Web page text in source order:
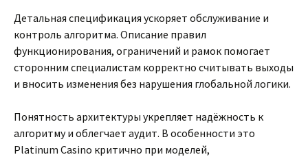
Детальная спецификация ускоряет обслуживание и
контроль алгоритма. Описание правил
функционирования, ограничений и рамок помогает
сторонним специалистам корректно считывать выходы
и вносить изменения без нарушения глобальной логики.
Понятность архитектуры укрепляет надёжность к
алгоритму и облегчает аудит. В особенности это
Platinum Casino критично при моделей,